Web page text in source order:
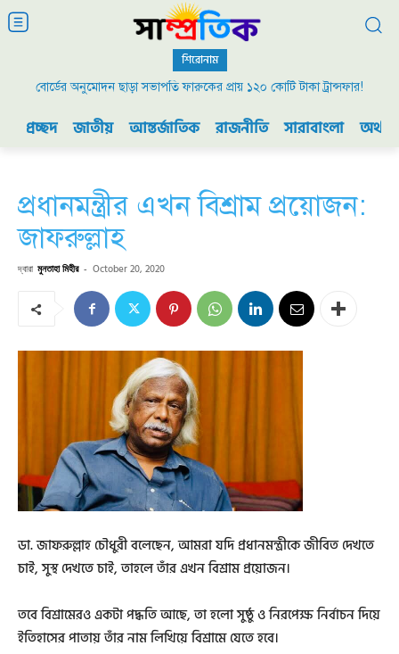
শিরোনাম
বোর্ডের অনুমোদন ছাড়া সভাপতি ফারুকের প্রায় ১২০ কোটি টাকা ট্রান্সফার!
প্রচ্ছদ জাতীয় আন্তর্জাতিক রাজনীতি সারাবাংলা
প্রধানমন্ত্রীর এখন বিশ্রাম প্রয়োজন:
জাফরুল্লাহ
দ্বারা মুনতাহা মিহীর - October 20, 2020
ডা. জাফরুল্লাহ চৌধুরী বলেছেন, আমরা যদি প্রধানমন্ত্রীকে জীবিত দেখতে
চাই, সুস্থ দেখতে চাই, তাহলে তাঁর এখন বিশ্রাম প্রয়োজন।
ত‌বে বিশ্রামেরও একটা পদ্ধতি আছে, তা হলো সুষ্ঠু ও নিরপেক্ষ নির্বাচন দিয়ে
ইতিহাসের পাতায় তাঁর নাম লিখিয়ে বিশ্রামে যেতে হবে।